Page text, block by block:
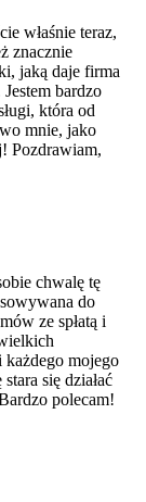
właśnie teraz,
znacznie
jaką daje firma
Jestem bardzo
która od
mnie, jako
Pozdrawiam,
chwalę tę
do
ze spłatą i
mojego
się działać
polecam!